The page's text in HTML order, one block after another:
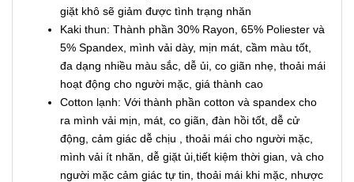
giặt khô sẽ giảm được tình trạng nhăn
Kaki thun: Thành phần 30% Rayon, 65% Poliester và
5% Spandex, mình vải dày, mịn mát, cầm màu tốt,
đa dạng nhiều màu sắc, dễ ủi, co giãn nhẹ, thoải mái
hoạt động cho người mặc, giá thành cao
Cotton lạnh: Với thành phần cotton và spandex cho
ra mình vải mịn, mát, co giãn, đàn hồi tốt, dễ cử
động, cảm giác dễ chịu , thoải mái cho người mặc,
mình vải ít nhăn, dễ giặt ủi,tiết kiệm thời gian, và cho
người mặc cảm giác tự tin, thoải mái khi mặc, nhược